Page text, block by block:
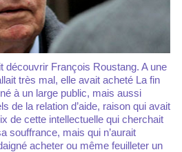
très mal, elle avait acheté La fin
à un large public, mais aussi
de la relation d’aide, raison qui avait
de cette intellectuelle qui cherchait
souffrance, mais qui n’aurait
acheter ou même feuilleter un